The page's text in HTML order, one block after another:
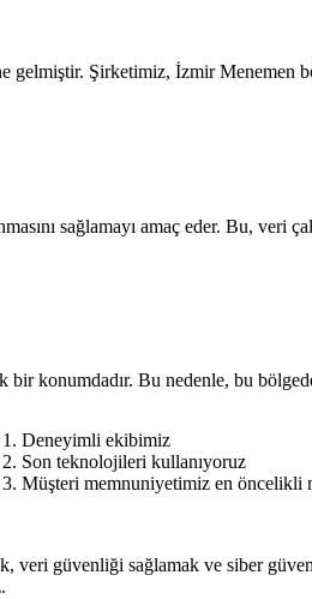
Şirketimiz, İzmir Menemen
sağlamayı amaç eder. Bu, veri
bir konumdadır. Bu nedenle, bu
Deneyimli ekibimiz
Son teknolojileri kullanıyoruz
Müşteri memnuniyetimiz en öncelikli
güvenliği sağlamak ve siber